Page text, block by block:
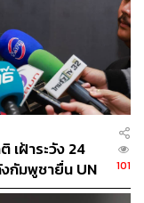
ะบบเสียงอัตโนมัติ
โอนเงินเพื่อตรวจ
งทันที เนื่องจาก
ทยไม่มีนโยบาย
เข้าบัญชีส่วนตัวใน
จคนเข้าเมือง
ซ็นเตอร์หลอกลวง
เฝ้าระวัง 24
งกัมพูชายื่น UN
101